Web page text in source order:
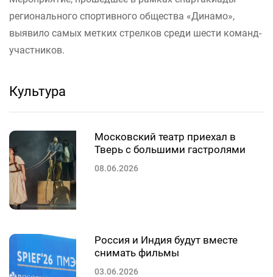
регионального спортивного общества «Динамо»,
выявило самых метких стрелков среди шести команд-
участников.
Культура
Московский театр приехал в
Тверь с большими гастролями
08.06.2026
Россия и Индия будут вместе
снимать фильмы
03.06.2026